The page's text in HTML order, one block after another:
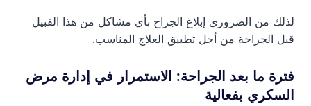
لذلك من الضروري إبلاغ الجراح بأي مشاكل من هذا القبيل
قبل الجراحة من أجل تطبيق العلاج المناسب.
فترة ما بعد الجراحة: الاستمرار في إدارة مرض
السكري بفعالية